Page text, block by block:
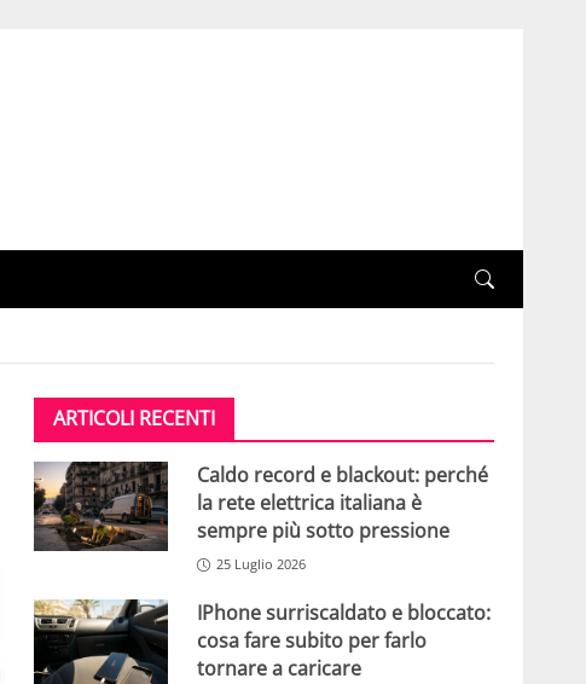
ARTICOLI RECENTI
Caldo record e blackout: perché
la rete elettrica italiana è
sempre più sotto pressione
25 Luglio 2026
IPhone surriscaldato e bloccato:
cosa fare subito per farlo
tornare a caricare